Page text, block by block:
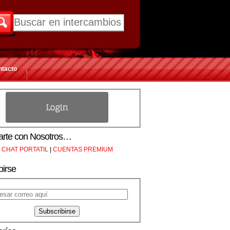
con Nosotros…
CHAT PORTATIL | CUENTAS PREMIUM